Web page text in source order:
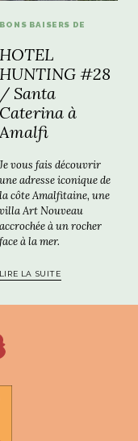
BONS BAISERS DE
HOTEL
HUNTING #28
/ Santa
Caterina à
Je vous fais découvrir
une adresse iconique de
la côte Amalfitaine, une
villa Art Nouveau
accrochée à un rocher
face à la mer.
LIRE LA SUITE